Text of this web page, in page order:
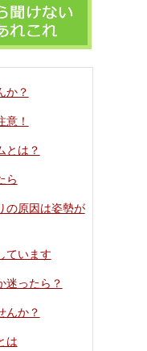
か？
！
とは？
ら
の原因は姿勢が
ています
迷ったら？
んか？
は